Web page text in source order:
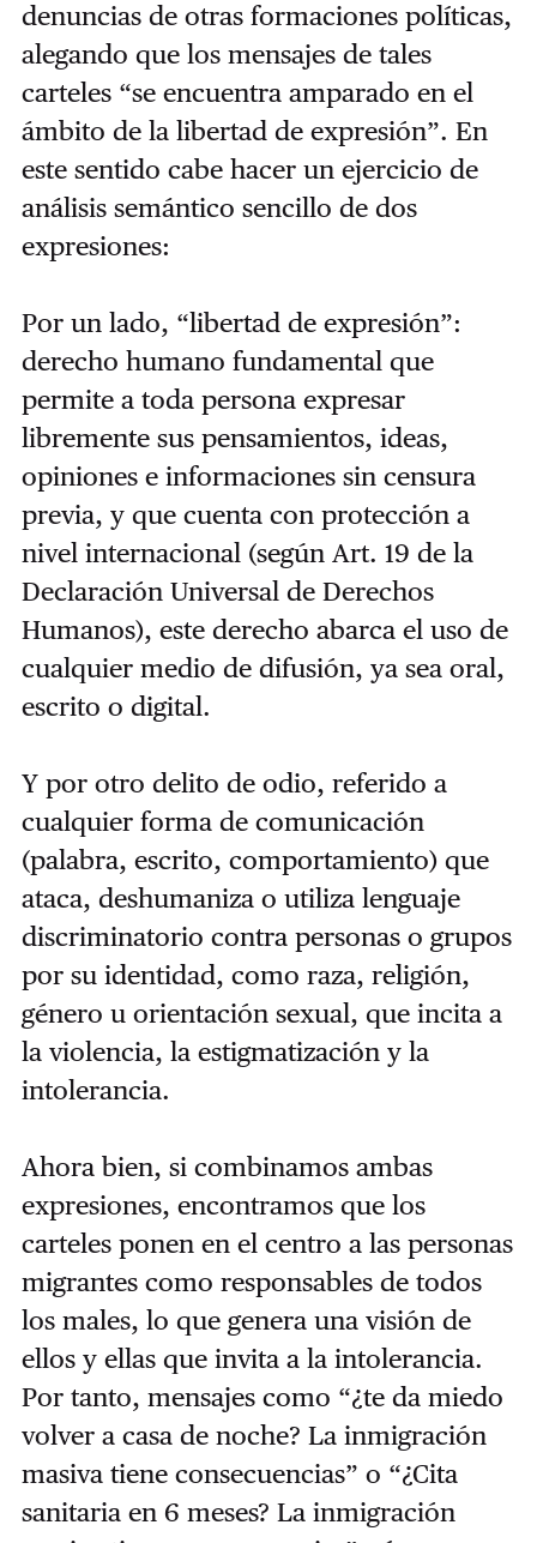
denuncias de otras formaciones políticas,
alegando que los mensajes de tales
carteles “se encuentra amparado en el
ámbito de la libertad de expresión”. En
este sentido cabe hacer un ejercicio de
análisis semántico sencillo de dos
expresiones:
Por un lado, “libertad de expresión”:
derecho humano fundamental que
permite a toda persona expresar
libremente sus pensamientos, ideas,
opiniones e informaciones sin censura
previa, y que cuenta con protección a
nivel internacional (según Art. 19 de la
Declaración Universal de Derechos
Humanos), este derecho abarca el uso de
cualquier medio de difusión, ya sea oral,
escrito o digital.
Y por otro delito de odio, referido a
cualquier forma de comunicación
(palabra, escrito, comportamiento) que
ataca, deshumaniza o utiliza lenguaje
discriminatorio contra personas o grupos
por su identidad, como raza, religión,
género u orientación sexual, que incita a
la violencia, la estigmatización y la
intolerancia.
Ahora bien, si combinamos ambas
expresiones, encontramos que los
carteles ponen en el centro a las personas
migrantes como responsables de todos
los males, lo que genera una visión de
ellos y ellas que invita a la intolerancia.
Por tanto, mensajes como “¿te da miedo
volver a casa de noche? La inmigración
masiva tiene consecuencias” o “¿Cita
sanitaria en 6 meses? La inmigración